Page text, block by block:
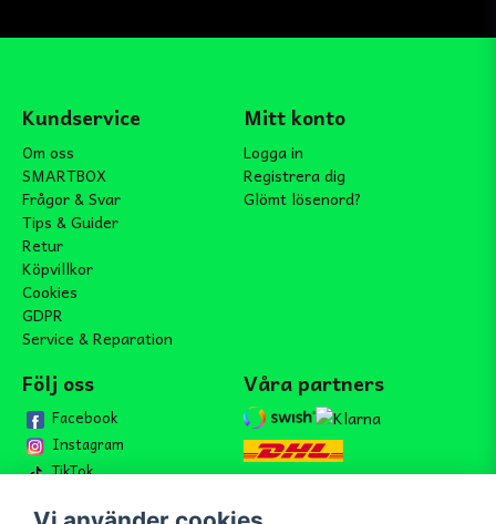
Kundservice
Om oss
SMARTBOX
Frågor & Svar
Tips & Guider
Retur
Köpvillkor
Cookies
GDPR
Service & Reparation
Mitt konto
Logga in
Registrera dig
Glömt lösenord?
Följ oss
Facebook
Instagram
TikTok
Våra partners